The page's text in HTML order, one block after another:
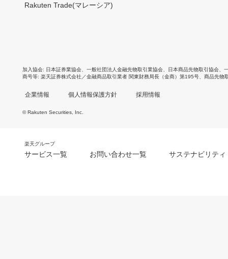
Rakuten Trade(マレーシア)
加入協会 日本証券業協会 一般社団法人金融先物取引業協会 日本商品先物取引協会
商号等 楽天証券株式会社／金融商品取引業者 関東財務局長（金商）第195号、商品先物
企業情報 個人情報保護方針 採用情報
© Rakuten Securities, Inc.
楽天グループ
サービス一覧 お問い合わせ一覧 サステナビリティ